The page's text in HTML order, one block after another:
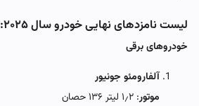
لیست نامزدهای نهایی خودرو سال ۲۰۲۵:
خودروهای برقی
آلفارومئو جونیور
موتور: ۱٫۲ لیتر ۱۳۶ حصان